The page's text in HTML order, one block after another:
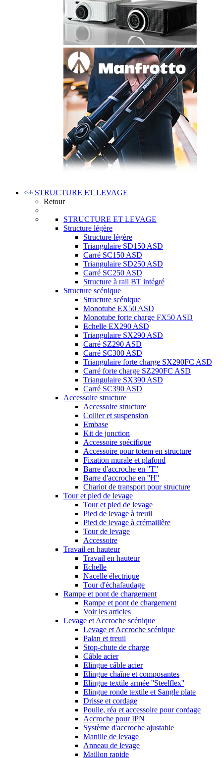
STRUCTURE ET LEVAGE
Retour
STRUCTURE ET LEVAGE
Structure légère
Structure légère
Triangulaire SD150 ASD
Carré SC150 ASD
Triangulaire SD250 ASD
Carré SC250 ASD
Structure à rail BT intégré
Structure scénique
Structure scénique
Monotube EX50 ASD
Monotube forte charge FX50 ASD
Echelle EX290 ASD
Triangulaire SX290 ASD
Carré SZ290 ASD
Carré SC300 ASD
Triangulaire forte charge SX290FC ASD
Carré forte charge SZ290FC ASD
Triangulaire SX390 ASD
Carré SC390 ASD
Accessoire structure
Accessoire structure
Collier et suspension
Embase
Kit de jonction
Accessoire spécifique
Accessoire pour totem en structure
Fixation murale et plafond
Barre d'accroche en ''T''
Barre d'accroche en ''H''
Chariot de transport pour structure
Tour et pied de levage
Tour et pied de levage
Pied de levage à treuil
Pied de levage à crémaillère
Tour de levage
Accessoire
Travail en hauteur
Travail en hauteur
Echelle
Nacelle électrique
Tour d'échafaudage
Rampe et pont de chargement
Rampe et pont de chargement
Voir les articles
Levage et Accroche scénique
Levage et Accroche scénique
Palan et treuil
Stop-chute de charge
Câble acier
Elingue câble acier
Elingue chaîne et composantes
Elingue textile armée ''Steelflex''
Elingue ronde textile et Sangle plate
Drisse et cordage
Poulie, réa et accessoire pour cordage
Accroche pour IPN
Système d'accroche ajustable
Manille de levage
Anneau de levage
Maillon rapide